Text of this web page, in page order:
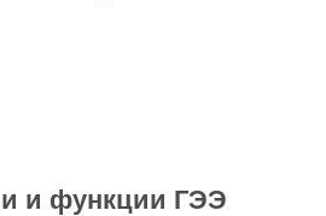
и функции ГЭЭ